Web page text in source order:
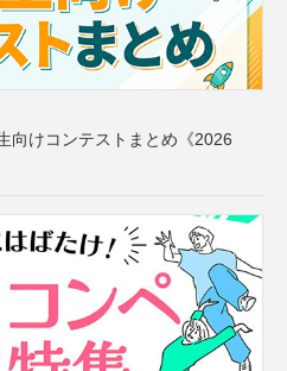
向けコンテストまとめ《2026